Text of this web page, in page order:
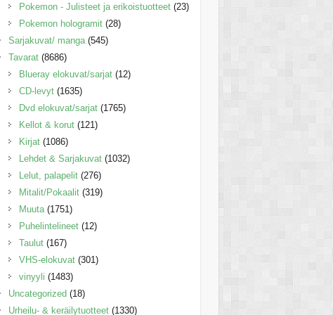
Pokemon - Julisteet ja erikoistuotteet (23)
Pokemon hologramit (28)
Sarjakuvat/ manga (545)
Tavarat (8686)
Blueray elokuvat/sarjat (12)
CD-levyt (1635)
Dvd elokuvat/sarjat (1765)
Kellot & korut (121)
Kirjat (1086)
Lehdet & Sarjakuvat (1032)
Lelut, palapelit (276)
Mitalit/Pokaalit (319)
Muuta (1751)
Puhelintelineet (12)
Taulut (167)
VHS-elokuvat (301)
vinyyli (1483)
Uncategorized (18)
Urheilu- & keräilytuotteet (1330)